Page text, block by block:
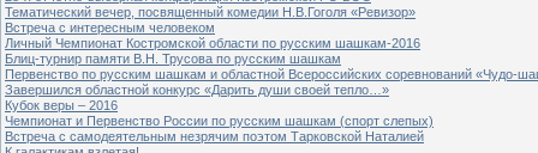
Тематический вечер, посвященный комедии Н.В.Гоголя «Ревизор»
Встреча с интересным человеком
Личный Чемпионат Костромской области по русским шашкам-2016
Блиц-турнир памяти В.Н. Трусова по русским шашкам
Первенство по русским шашкам и областной Всероссийских соревнований «Чудо-
Завершился областной конкурс «Дарить души своей тепло…»
Кубок веры – 2016
Чемпионат и Первенство России по русским шашкам (спорт слепых)
Встреча с самодеятельным незрячим поэтом Тарковской Наталией